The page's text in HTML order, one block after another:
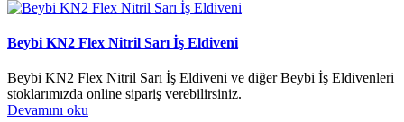
Beybi KN2 Flex Nitril Sarı İş Eldiveni
Beybi KN2 Flex Nitril Sarı İş Eldiveni ve diğer Beybi İş Eldivenleri
stoklarımızda online sipariş verebilirsiniz.
Devamını oku